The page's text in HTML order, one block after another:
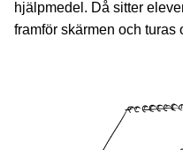
hjälpmedel. Då sitter
framför skärmen och turas